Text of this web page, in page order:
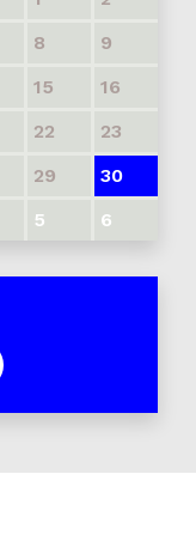
8
9
15
16
22
23
29
30
5 6